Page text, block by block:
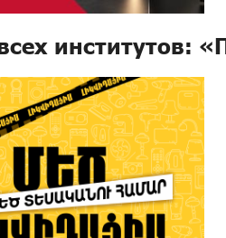
институтов: